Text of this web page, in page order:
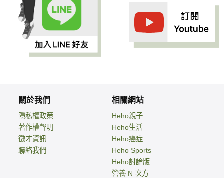
關於我們
隱私權政策
著作權聲明
徵才資訊
聯絡我們
相關網站
Heho親子
Heho生活
Heho癌症
Heho Sports
Heho討論版
營養 N 次方